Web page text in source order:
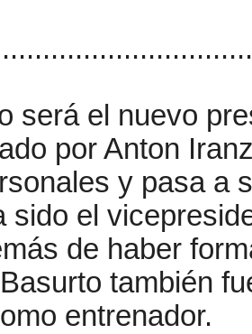
será el nuevo
por Anton
y pasa a
sido el
de haber
también
entrenador.